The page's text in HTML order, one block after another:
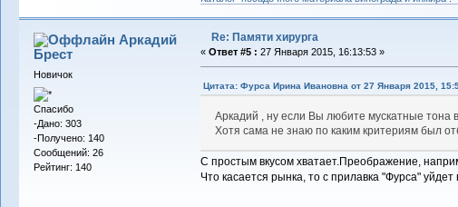
Аркадий
Брест
Новичок
Спасибо
-Дано: 303
-Получено: 140
Сообщений: 26
Рейтинг: 140
Re: Памяти хирурга
« Ответ #5 : 27 Января 2015, 16:13:53 »
Цитата: Фурса Ирина Ивановна от 27 Января 2015,
Аркадий , ну если Вы любите мускатные тона
Хотя сама не знаю по каким критериям был
С простым вкусом хватает.Преображение,
Что касается рынка, то с прилавка "Фурса"